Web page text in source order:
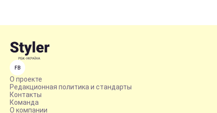
FB
О проекте
Редакционная политика и стандарты
Контакты
Команда
О компании